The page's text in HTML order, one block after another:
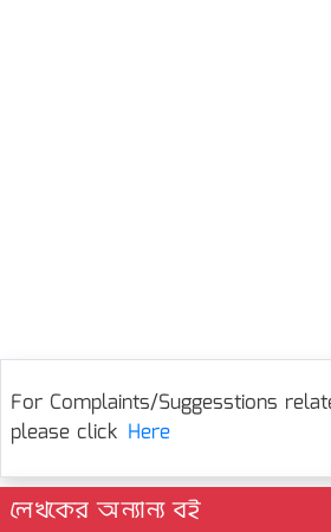
For Complaints/Suggesstions
please click Here
লেখকের অন্যান্য বই